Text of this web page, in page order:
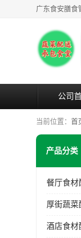
公司
当前位置： 首
产品分类
餐厅食材
厚街蔬菜
酒店食材